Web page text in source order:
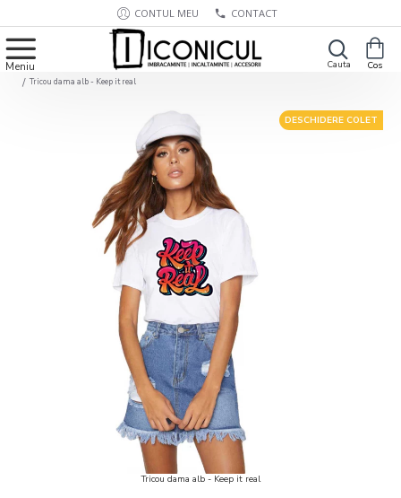
CONTUL MEU CONTACT
Tricou dama alb - Keep it real
DESCHIDERE COLET
Tricou dama alb - Keep it real